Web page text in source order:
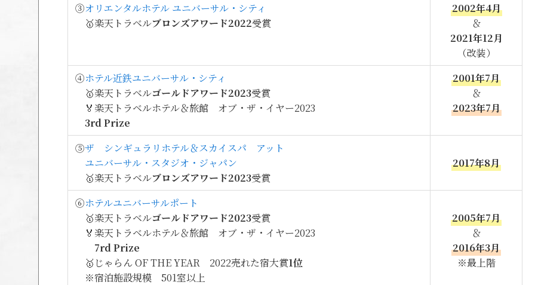
③オリエンタルホテル ユニバーサル・シティ
🥇楽天トラベルブロンズアワード2022受賞
2002年4月
＆
2021年12月
（改装）
④ホテル近鉄ユニバーサル・シティ
🥇楽天トラベルゴールドアワード2023受賞
🏅楽天トラベルホテル＆旅館 オブ・ザ・イヤー2023
3rd Prize
2001年7月
＆
2023年7月
⑤ザ シンギュラリホテル＆スカイスパ アット
ユニバーサル・スタジオ・ジャパン
🥇楽天トラベルブロンズアワード2023受賞
2017年8月
⑥ホテルユニバーサルポート
🥇楽天トラベルゴールドアワード2023受賞
🏅楽天トラベルホテル＆旅館 オブ・ザ・イヤー2023
7rd Prize
🥇じゃらん OF THE YEAR 2022売れた宿大賞1位
※宿泊施設規模 501室以上
2005年7月
＆
2016年3月
※最上階